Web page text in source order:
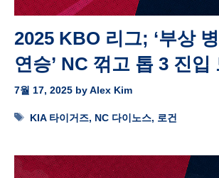
2025 KBO 리그; ‘부상
연승’ NC 꺾고 톱 3 진입
7월 17, 2025 byAlex Kim
Tags
KIA 타이거즈, NC 다이노스, 로건